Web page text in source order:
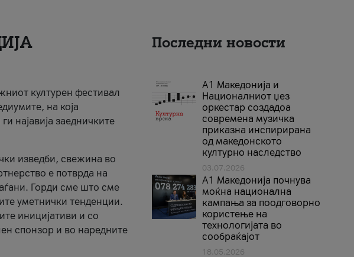
културен фестивал
на која
најавија заедничките
изведби, свежина во
е потврда на
Горди сме што сме
уметнички тенденции.
иницијативи и со
спонзор и во наредните
Последни новости
А1 Македонија и
Националниот џез
оркестар создадоа
современа музичка
приказна инспирирана
од македонското
културно наследство
03.07.2026
A1 Македонија почнува
моќна национална
кампања за поодговорно
користење на
технологијата во
сообраќајот
18.05.2026